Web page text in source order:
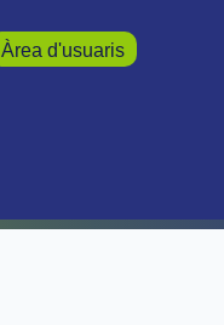
Àrea d'usuaris